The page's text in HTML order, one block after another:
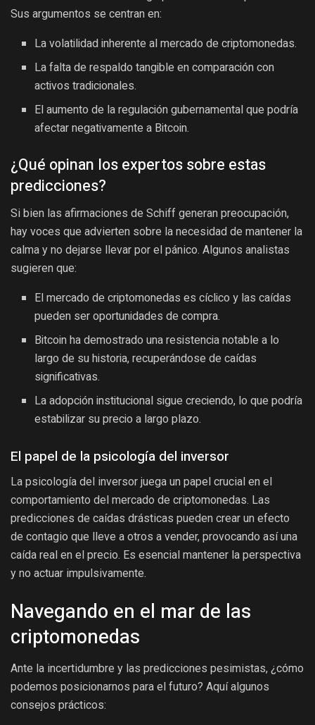
Sus argumentos se centran en:
La volatilidad inherente al mercado de criptomonedas.
La falta de respaldo tangible en comparación con
activos tradicionales.
El aumento de la regulación gubernamental que podría
afectar negativamente a Bitcoin.
¿Qué opinan los expertos sobre estas
predicciones?
Si bien las afirmaciones de Schiff generan preocupación,
hay voces que advierten sobre la necesidad de mantener la
calma y no dejarse llevar por el pánico. Algunos analistas
sugieren que:
El mercado de criptomonedas es cíclico y las caídas
pueden ser oportunidades de compra.
Bitcoin ha demostrado una resistencia notable a lo
largo de su historia, recuperándose de caídas
significativas.
La adopción institucional sigue creciendo, lo que podría
estabilizar su precio a largo plazo.
El papel de la psicología del inversor
La psicología del inversor juega un papel crucial en el
comportamiento del mercado de criptomonedas. Las
predicciones de caídas drásticas pueden crear un efecto
de contagio que lleve a otros a vender, provocando así una
caída real en el precio. Es esencial mantener la perspectiva
y no actuar impulsivamente.
Navegando en el mar de las
criptomonedas
Ante la incertidumbre y las predicciones pesimistas, ¿cómo
podemos posicionarnos para el futuro? Aquí algunos
consejos prácticos: